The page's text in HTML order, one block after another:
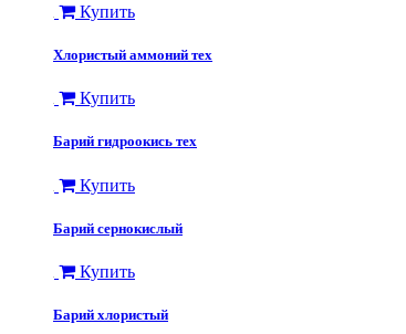
Купить
Хлористый аммоний тех
Купить
Барий гидроокись тех
Купить
Барий сернокислый
Купить
Барий хлористый